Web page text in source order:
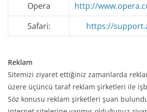
Opera
http://
Safari:
https://
Reklam
Sitemizi ziyaret ettiğiniz zamanlarda
üzere üçüncü taraf reklam şirketleri ile
Söz konusu reklam şirketleri şuan